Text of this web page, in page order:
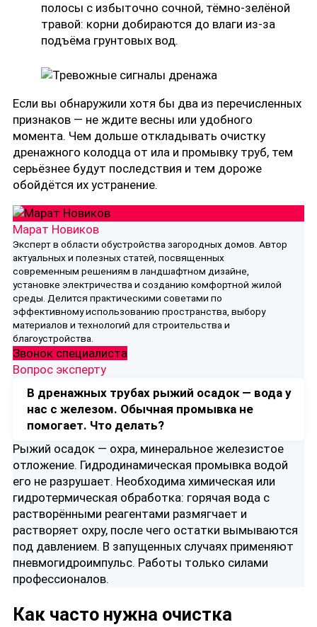
полосы с избыточно сочной, тёмно-зелёной
травой: корни добираются до влаги из-за
подъёма грунтовых вод.
Если вы обнаружили хотя бы два из перечисленных
признаков — не ждите весны или удобного
момента. Чем дольше откладывать очистку
дренажного колодца от ила и промывку труб, тем
серьёзнее будут последствия и тем дороже
обойдётся их устранение.
Марат Новиков
Эксперт в области обустройства загородных домов. Автор
актуальных и полезных статей, посвященных
современным решениям в ландшафтном дизайне,
установке электричества и созданию комфортной жилой
среды. Делится практическими советами по
эффективному использованию пространства, выбору
материалов и технологий для строительства и
благоустройства.
Звонок специалиста
Вопрос эксперту
В дренажных трубах рыжий осадок — вода у
нас с железом. Обычная промывка не
помогает. Что делать?
Рыжий осадок — охра, минеральное железистое
отложение. Гидродинамическая промывка водой
его не разрушает. Необходима химическая или
гидротермическая обработка: горячая вода с
растворёнными реагентами размягчает и
растворяет охру, после чего остатки вымываются
под давлением. В запущенных случаях применяют
пневмогидроимпульс. Работы только силами
профессионалов.
Как часто нужна очистка